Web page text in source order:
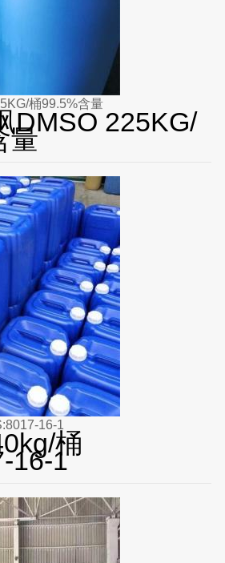
桶99.5%含量
DMSO 225KG/
量
16-1
桶
16-1